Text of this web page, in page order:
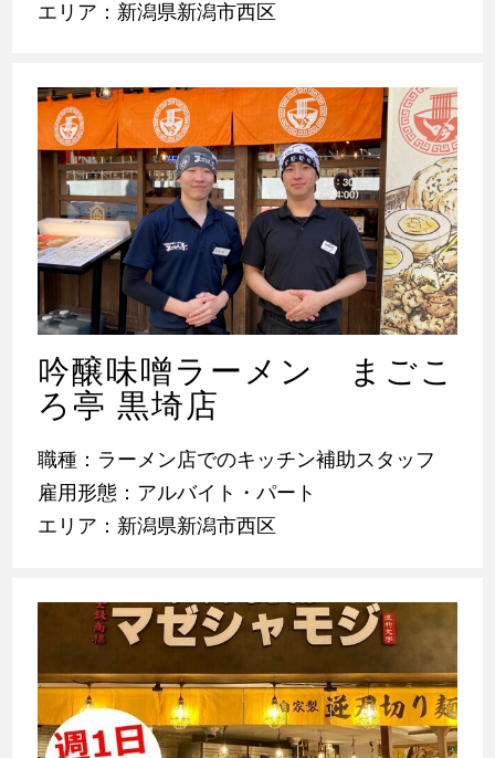
エリア：新潟県新潟市西区
吟醸味噌ラーメン まごこ
ろ亭 黒埼店
職種：ラーメン店でのキッチン補助スタッフ
雇用形態：アルバイト・パート
エリア：新潟県新潟市西区